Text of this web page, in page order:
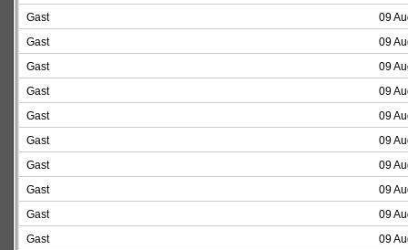
Gast
09
Gast
09
Gast
09
Gast
09
Gast
09
Gast
09
Gast
09
Gast
09
Gast
09
Gast
09